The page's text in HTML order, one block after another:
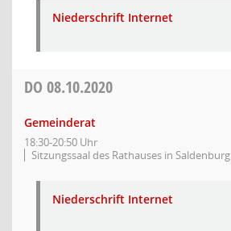
Niederschrift Internet
DO 08.10.2020
Gemeinderat
18:30-20:50 Uhr
Sitzungssaal des Rathauses in Saldenburg
Niederschrift Internet